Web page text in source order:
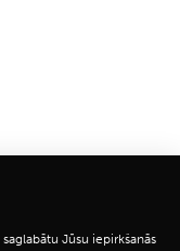
Jūsu iepirkšanās